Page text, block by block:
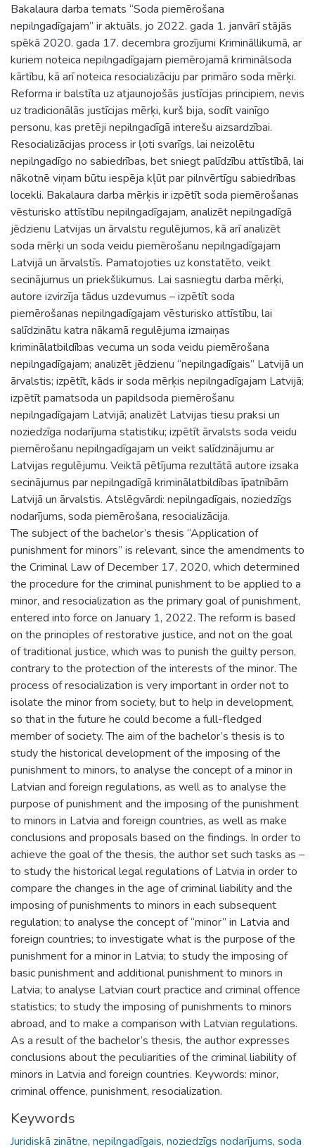
Bakalaura darba temats “Soda piemērošana
nepilngadīgajam” ir aktuāls, jo 2022. gada 1. janvārī stājās
spēkā 2020. gada 17. decembra grozījumi Krimināllikumā, ar
kuriem noteica nepilngadīgajam piemērojamā kriminālsoda
kārtību, kā arī noteica resocializāciju par primāro soda mērķi.
Reforma ir balstīta uz atjaunojošās justīcijas principiem, nevis
uz tradicionālās justīcijas mērķi, kurš bija, sodīt vainīgo
personu, kas pretēji nepilngadīgā interešu aizsardzībai.
Resocializācijas process ir ļoti svarīgs, lai neizolētu
nepilngadīgo no sabiedrības, bet sniegt palīdzību attīstībā, lai
nākotnē viņam būtu iespēja kļūt par pilnvērtīgu sabiedrības
locekli. Bakalaura darba mērķis ir izpētīt soda piemērošanas
vēsturisko attīstību nepilngadīgajam, analizēt nepilngadīgā
jēdzienu Latvijas un ārvalstu regulējumos, kā arī analizēt
soda mērķi un soda veidu piemērošanu nepilngadīgajam
Latvijā un ārvalstīs. Pamatojoties uz konstatēto, veikt
secinājumus un priekšlikumus. Lai sasniegtu darba mērķi,
autore izvirzīja tādus uzdevumus – izpētīt soda
piemērošanas nepilngadīgajam vēsturisko attīstību, lai
salīdzinātu katra nākamā regulējuma izmaiņas
kriminālatbildības vecuma un soda veidu piemērošana
nepilngadīgajam; analizēt jēdzienu “nepilngadīgais” Latvijā un
ārvalstis; izpētīt, kāds ir soda mērķis nepilngadīgajam Latvijā;
izpētīt pamatsoda un papildsoda piemērošanu
nepilngadīgajam Latvijā; analizēt Latvijas tiesu praksi un
noziedzīga nodarījuma statistiku; izpētīt ārvalsts soda veidu
piemērošanu nepilngadīgajam un veikt salīdzinājumu ar
Latvijas regulējumu. Veiktā pētījuma rezultātā autore izsaka
secinājumus par nepilngadīgā kriminālatbildības īpatnībām
Latvijā un ārvalstis. Atslēgvārdi: nepilngadīgais, noziedzīgs
nodarījums, soda piemērošana, resocializācija.
The subject of the bachelor’s thesis “Application of
punishment for minors” is relevant, since the amendments to
the Criminal Law of December 17, 2020, which determined
the procedure for the criminal punishment to be applied to a
minor, and resocialization as the primary goal of punishment,
entered into force on January 1, 2022. The reform is based
on the principles of restorative justice, and not on the goal
of traditional justice, which was to punish the guilty person,
contrary to the protection of the interests of the minor. The
process of resocialization is very important in order not to
isolate the minor from society, but to help in development,
so that in the future he could become a full-fledged
member of society. The aim of the bachelor’s thesis is to
study the historical development of the imposing of the
punishment to minors, to analyse the concept of a minor in
Latvian and foreign regulations, as well as to analyse the
purpose of punishment and the imposing of the punishment
to minors in Latvia and foreign countries, as well as make
conclusions and proposals based on the findings. In order to
achieve the goal of the thesis, the author set such tasks as –
to study the historical legal regulations of Latvia in order to
compare the changes in the age of criminal liability and the
imposing of punishments to minors in each subsequent
regulation; to analyse the concept of “minor” in Latvia and
foreign countries; to investigate what is the purpose of the
punishment for a minor in Latvia; to study the imposing of
basic punishment and additional punishment to minors in
Latvia; to analyse Latvian court practice and criminal offence
statistics; to study the imposing of punishments to minors
abroad, and to make a comparison with Latvian regulations.
As a result of the bachelor’s thesis, the author expresses
conclusions about the peculiarities of the criminal liability of
minors in Latvia and foreign countries. Keywords: minor,
criminal offence, punishment, resocialization.
Keywords
Juridiskā zinātne, nepilngadīgais, noziedzīgs nodarījums, soda